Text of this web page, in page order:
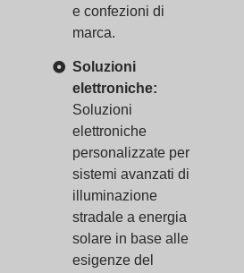
e confezioni di
marca.
Soluzioni
elettroniche:
Soluzioni
elettroniche
personalizzate per
sistemi avanzati di
illuminazione
stradale a energia
solare in base alle
esigenze del